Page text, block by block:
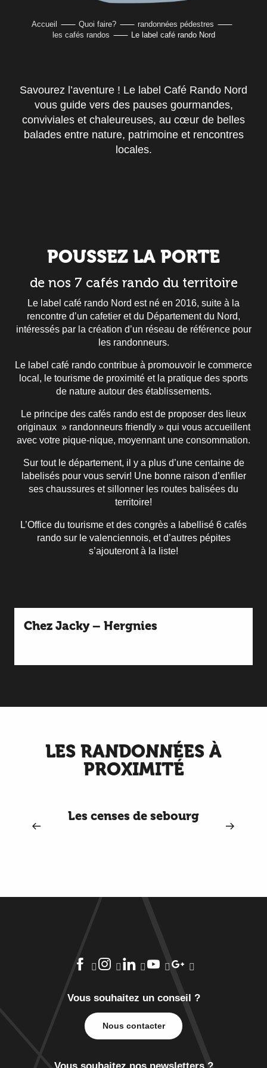
Accueil Quoi faire?
randonnées pédestres
les cafés randos
Le label café rando Nord
Savourez l’aventure ! Le label Café Rando Nord
vous guide vers des pauses gourmandes,
conviviales et chaleureuses, au cœur de belles
balades entre nature, patrimoine et rencontres
locales.
POUSSEZ LA PORTE
de nos 7 cafés rando du territoire
Le label café rando Nord est né en 2016, suite à la
rencontre d’un cafetier et du Département du Nord,
intéressés par la création d’un réseau de référence pour
les randonneurs.
Le label café rando contribue à promouvoir le commerce
local, le tourisme de proximité et la pratique des sports
de nature autour des établissements.
Le principe des cafés rando est de proposer des lieux
originaux » randonneurs friendly » qui vous accueillent
avec votre pique-nique, moyennant une consommation.
Sur tout le département, il y a plus d’une centaine de
labelisés pour vous servir! Une bonne raison d’enfiler
ses chaussures et sillonner les routes balisées du
territoire!
L’Office du tourisme et des congrès a labellisé 6 cafés
rando sur le valenciennois, et d’autres pépites
s’ajouteront à la liste!
Chez Jacky – Hergnies
LES RANDONNÉES À
PROXIMITÉ
Les censes de sebourg
Vous souhaitez un conseil ?
Nous contacter